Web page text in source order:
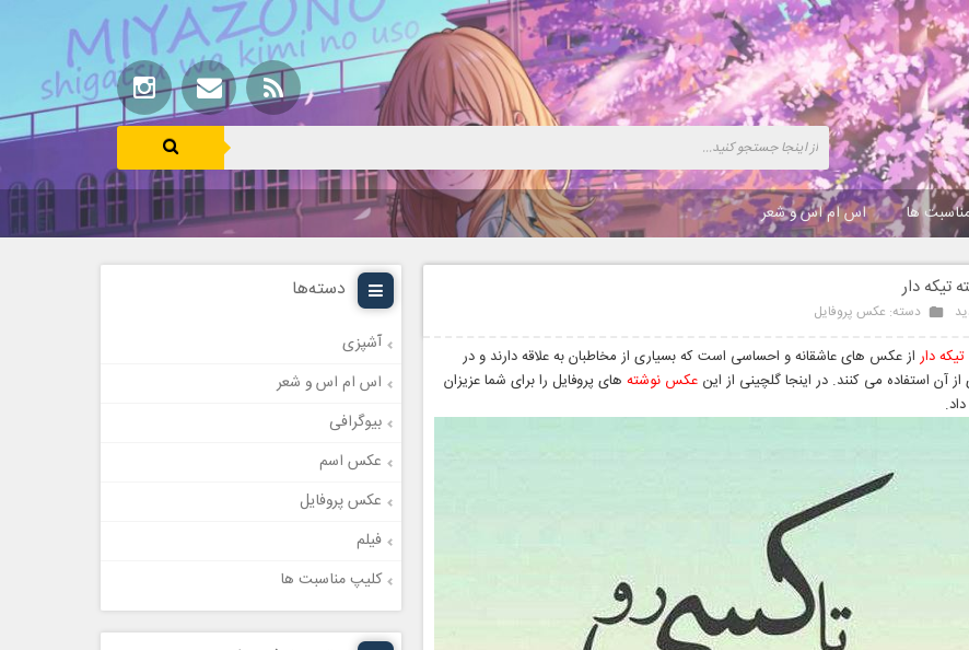
ها اس ام اس و شعر
تیکه دار
دسته: عکس پروفایل
دار از عکس های عاشقانه و احساسی است که بسیاری از مخاطبان به علاقه دارند و در
آن استفاده می کنند. در اینجا گلچینی از این عکس نوشته های پروفایل را برای شما عزیزان
دسته‌ها
آشپزی
اس ام اس و شعر
بیوگرافی
عکس اسم
عکس پروفایل
فیلم
کلیپ مناسبت ها